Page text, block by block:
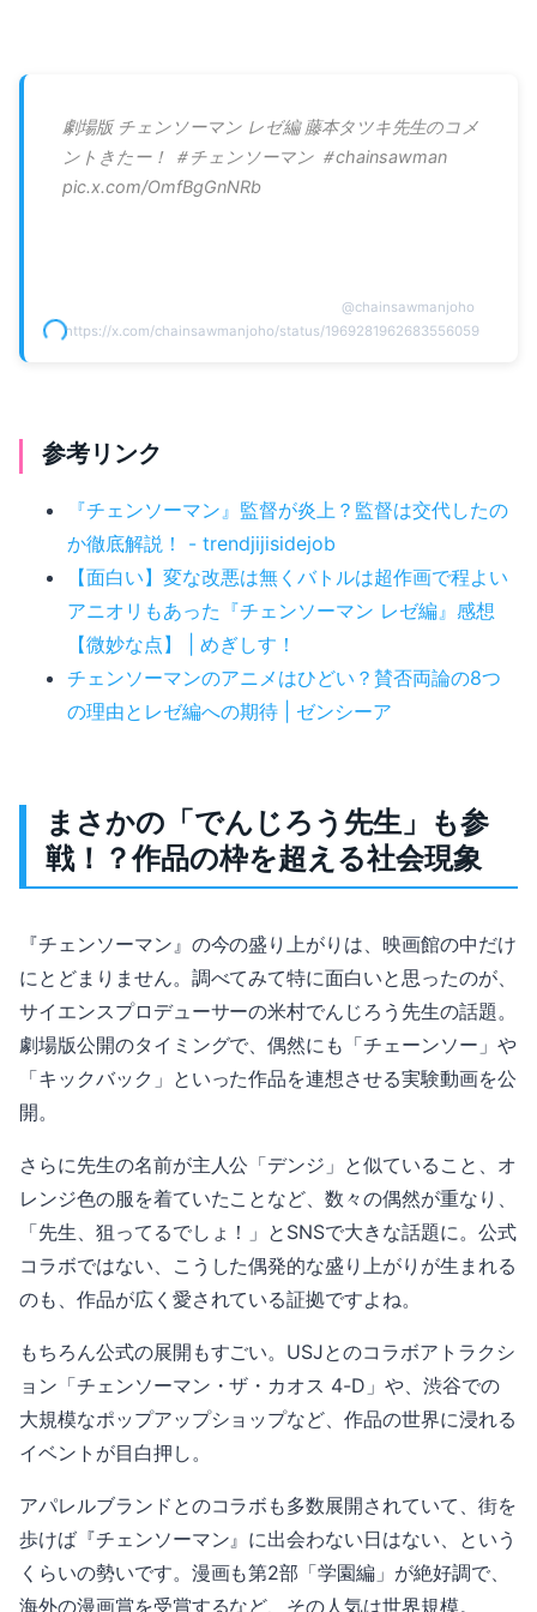
劇場版 チェンソーマン レゼ編 藤本タツキ先生のコメ
ントきたー！ ＃チェンソーマン ＃chainsawman
pic.x.com/OmfBgGnNRb
@chainsawmanjoho
https://x.com/chainsawmanjoho/status/1969281962683556059
参考リンク
『チェンソーマン』監督が炎上？監督は交代したの
か徹底解説！ - trendjijisidejob
【面白い】変な改悪は無くバトルは超作画で程よい
アニオリもあった『チェンソーマン レゼ編』感想
【微妙な点】 | めぎしす！
チェンソーマンのアニメはひどい？賛否両論の8つ
の理由とレゼ編への期待 | ゼンシーア
まさかの「でんじろう先生」も参
戦！？作品の枠を超える社会現象
『チェンソーマン』の今の盛り上がりは、映画館の中だけ
にとどまりません。調べてみて特に面白いと思ったのが、
サイエンスプロデューサーの米村でんじろう先生の話題。
劇場版公開のタイミングで、偶然にも「チェーンソー」や
「キックバック」といった作品を連想させる実験動画を公
開。
さらに先生の名前が主人公「デンジ」と似ていること、オ
レンジ色の服を着ていたことなど、数々の偶然が重なり、
「先生、狙ってるでしょ！」とSNSで大きな話題に。公式
コラボではない、こうした偶発的な盛り上がりが生まれる
のも、作品が広く愛されている証拠ですよね。
もちろん公式の展開もすごい。USJとのコラボアトラクシ
ョン「チェンソーマン・ザ・カオス 4-D」や、渋谷での
大規模なポップアップショップなど、作品の世界に浸れる
イベントが目白押し。
アパレルブランドとのコラボも多数展開されていて、街を
歩けば『チェンソーマン』に出会わない日はない、という
くらいの勢いです。漫画も第2部「学園編」が絶好調で、
海外の漫画賞を受賞するなど、その人気は世界規模。